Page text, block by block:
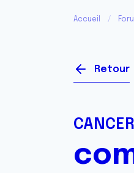
Accueil
Retour